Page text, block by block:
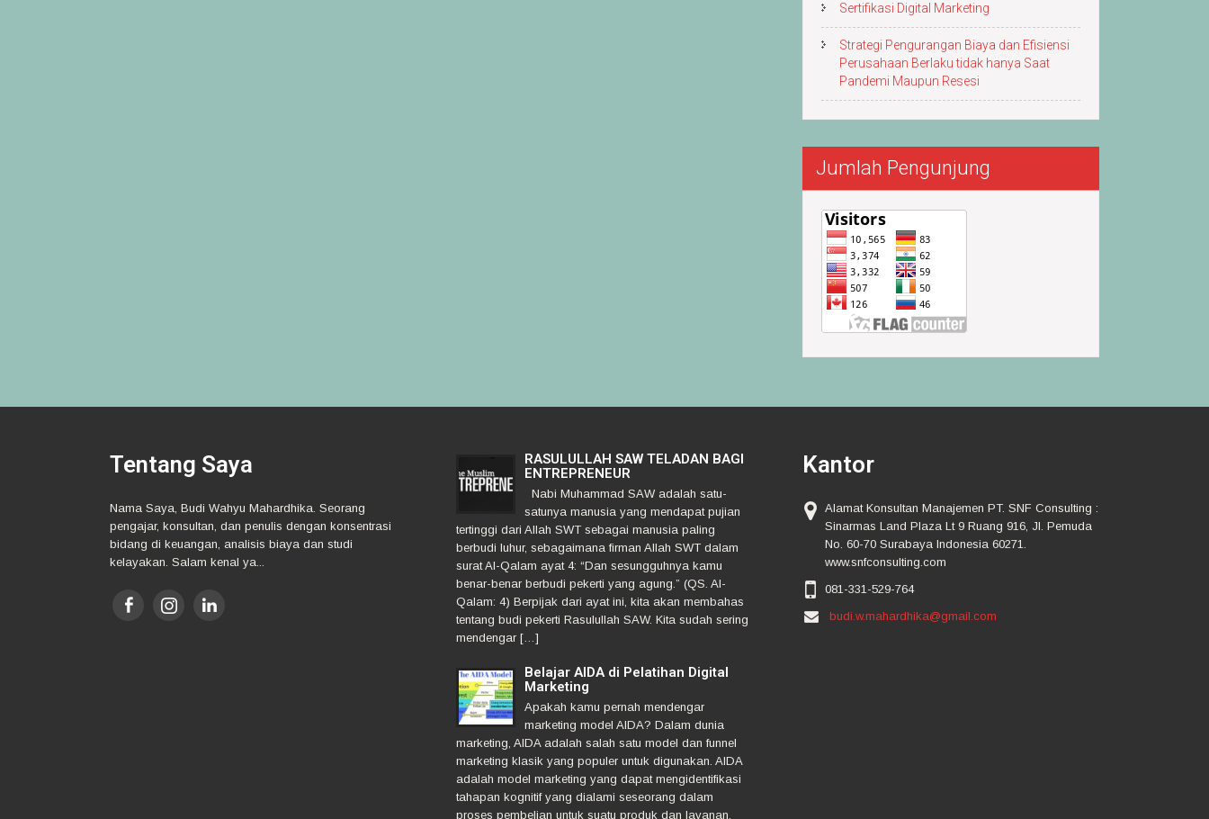
Sertifikasi Digital Marketing
Strategi Pengurangan Biaya dan Efisiensi
Perusahaan Berlaku tidak hanya Saat
Pandemi Maupun Resesi
Jumlah Pengunjung
Tentang Saya
Nama Saya, Budi Wahyu Mahardhika. Seorang
pengajar, konsultan, dan penulis dengan konsentrasi
bidang di keuangan, analisis biaya dan studi
kelayakan. Salam kenal ya...
RASULULLAH SAW TELADAN BAGI
ENTREPRENEUR
Nabi Muhammad SAW adalah satu-
satunya manusia yang mendapat pujian
tertinggi dari Allah SWT sebagai manusia paling
berbudi luhur, sebagaimana firman Allah SWT dalam
surat Al-Qalam ayat 4: “Dan sesungguhnya kamu
benar-benar berbudi pekerti yang agung.” (QS. Al-
Qalam: 4) Berpijak dari ayat ini, kita akan membahas
tentang budi pekerti Rasulullah SAW. Kita sudah sering
mendengar […]
Belajar AIDA di Pelatihan Digital
Marketing
Apakah kamu pernah mendengar
marketing model AIDA? Dalam dunia
marketing, AIDA adalah salah satu model dan funnel
marketing klasik yang populer untuk digunakan. AIDA
adalah model marketing yang dapat mengidentifikasi
tahapan kognitif yang dialami seseorang dalam
proses pembelian untuk suatu produk dan layanan.
Kantor
Alamat Konsultan Manajemen PT. SNF Consulting :
Sinarmas Land Plaza Lt 9 Ruang 916, Jl. Pemuda
No. 60-70 Surabaya Indonesia 60271.
www.snfconsulting.com
081-331-529-764
budi.w.mahardhika@gmail.com